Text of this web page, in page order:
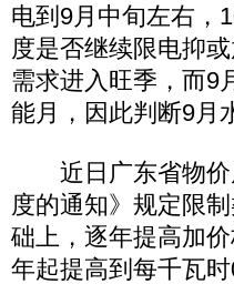
电到9月中旬左右，
度是否继续限电抑
需求进入旺季，而9
能月，因此判断9月
近日广东省物价
度的通知》规定限
础上，逐年提高加
年起提高到每千瓦